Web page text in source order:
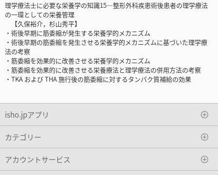
理学療法士に必要な栄養学の知識15―整形外科疾患術後患者の理学療法
の一環としての栄養管理
【久保裕介，杉山秀平】
・術後早期に筋委縮が発生する栄養学的メカニズム
・術後早期の筋委縮を発生させる栄養学的メカニズムに基づいた理学療
法の考察
・筋委縮を効果的に改善させる栄養学的メカニズム
・筋委縮を効果的に改善させる栄養療法と理学療法の併用方法の考察
・TKA および THA 施行後の筋委縮に対するタンパク質補給の効果
isho.jpアプリ
カテゴリー
アカウントサービス